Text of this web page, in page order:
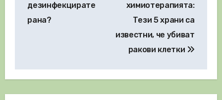
дезинфекцирате
рана?
химиотерапията:
Тези 5 храни са
известни, че убиват
ракови клетки